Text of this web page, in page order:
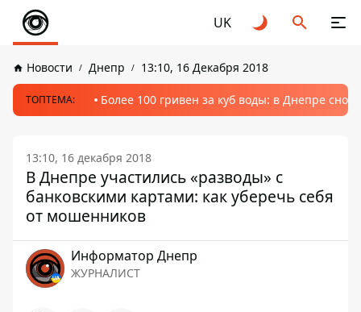
UK
Новости Днепр 13:10, 16 Декабря 2018
ТОПТЕМА: Более 100 гривен за куб воды: в Днепре
13:10, 16 декабря 2018
В Днепре участились «разводы» с
банковскими картами: как уберечь себя
от мошенников
Информатор Днепр
ЖУРНАЛИСТ